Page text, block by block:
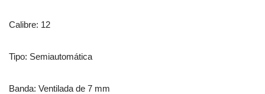
Calibre: 12
Tipo: Semiautomática
Banda: Ventilada de 7 mm